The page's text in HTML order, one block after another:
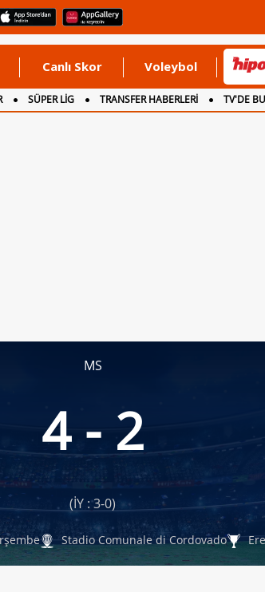
Canlı Skor Voleybol
SÜPER LİG TRANSFER HABERLERİ TV'DE
MS
4 - 2
(İY : 3-0)
Stadio Comunale di Cordovado